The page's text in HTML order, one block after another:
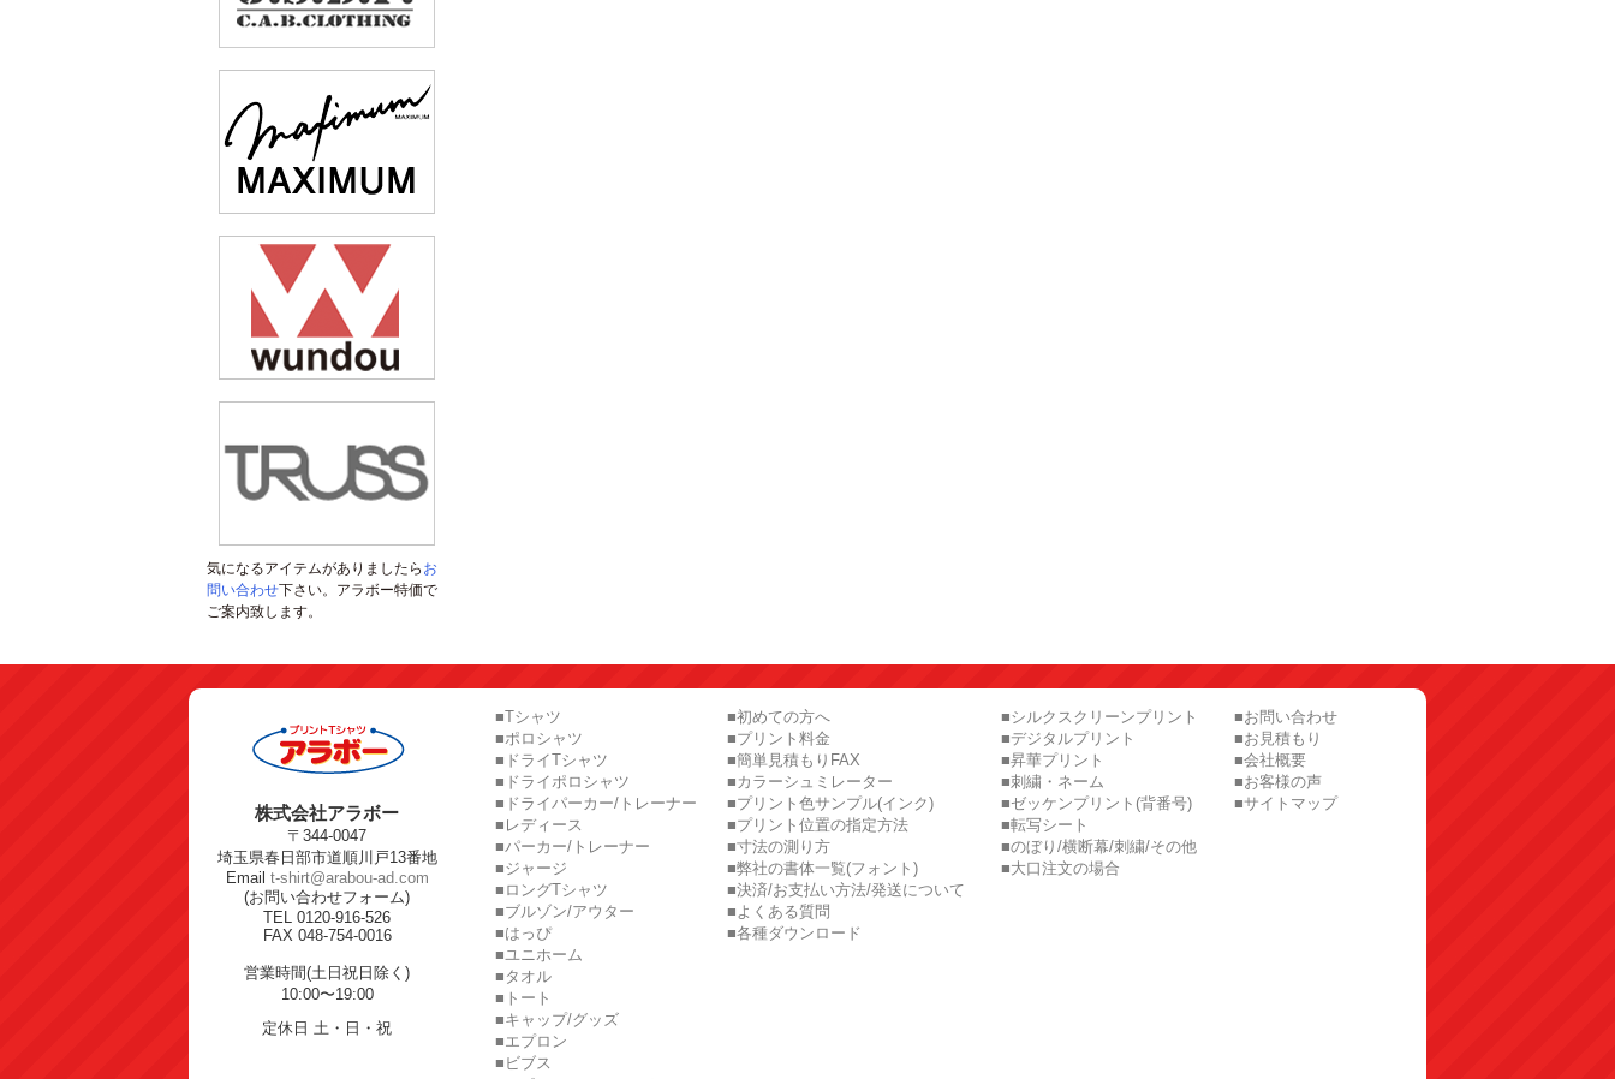
気になるアイテムがありましたら お
問い合わせ下さい。アラボー特価で
ご案内致します。
株式会社アラボー
〒344-0047
埼玉県春日部市道順川戸13番地
Email t-shirt@arabou-ad.com
(お問い合わせフォーム)
TEL 0120-916-526
FAX 048-754-0016
営業時間(土日祝日除く)
10:00〜19:00
定休日 土・日・祝
■Tシャツ
■ポロシャツ
■ドライTシャツ
■ドライポロシャツ
■ドライパーカー/トレーナー
■レディース
■パーカー/トレーナー
■ジャージ
■ロングTシャツ
■ブルゾン/アウター
■はっぴ
■ユニホーム
■タオル
■トート
■キャップ/グッズ
■エプロン
■ビブス
■初めての方へ
■プリント料金
■簡単見積もりFAX
■カラーシュミレーター
■プリント色サンプル(インク)
■プリント位置の指定方法
■寸法の測り方
■弊社の書体一覧(フォント)
■決済/お支払い方法/発送について
■よくある質問
■各種ダウンロード
■シルクスクリーンプリント
■デジタルプリント
■昇華プリント
■刺繍・ネーム
■ゼッケンプリント(背番号)
■転写シート
■のぼり/横断幕/刺繍/その他
■大口注文の場合
■お問い合わせ
■お見積もり
■会社概要
■お客様の声
■サイトマップ